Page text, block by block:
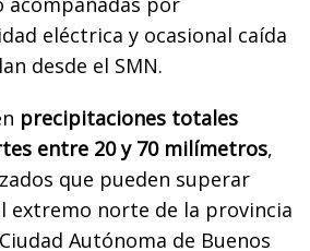
eléctrica y ocasional caída
desde el SMN.
precipitaciones totales
entre 20 y 70 milímetros,
que pueden superar
extremo norte de la provincia
Autónoma de Buenos